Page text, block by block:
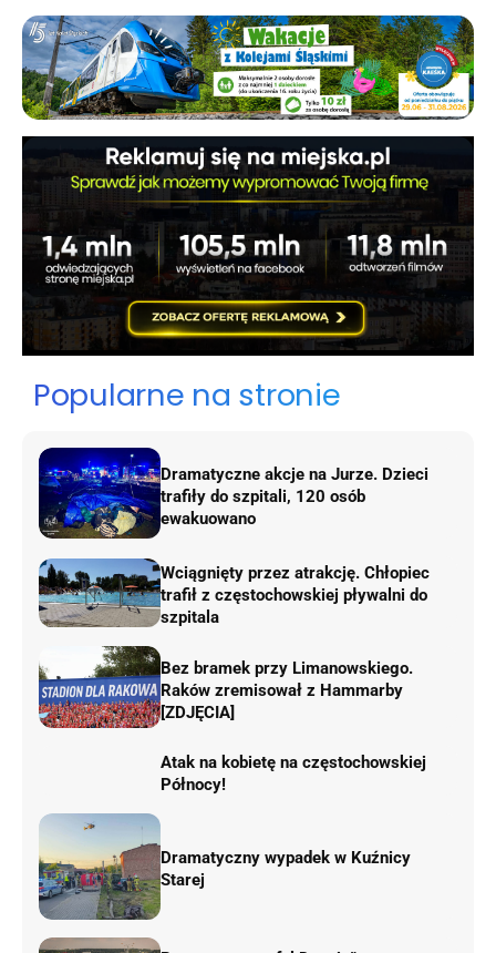
Popularne na stronie
Dramatyczne akcje na Jurze. Dzieci
trafiły do szpitali, 120 osób
ewakuowano
Wciągnięty przez atrakcję. Chłopiec
trafił z częstochowskiej pływalni do
szpitala
Bez bramek przy Limanowskiego.
Raków zremisował z Hammarby
[ZDJĘCIA]
Atak na kobietę na częstochowskiej
Północy!
Dramatyczny wypadek w Kuźnicy
Starej